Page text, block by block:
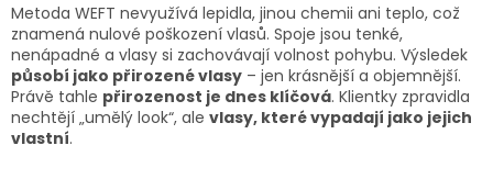
Metoda WEFT nevyužívá lepidla, jinou chemii ani teplo, což
znamená nulové poškození vlasů. Spoje jsou tenké,
nenápadné a vlasy si zachovávají volnost pohybu. Výsledek
působí jako přirozené vlasy – jen krásnější a objemnější.
Právě tahle přirozenost je dnes klíčová. Klientky zpravidla
nechtějí „umělý look“, ale vlasy, které vypadají jako jejich
vlastní.